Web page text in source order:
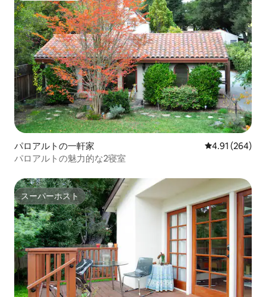
パロアルトの一軒家 レビュー264
4.91 (264)
パロアルトの魅力的な2寝室
スーパーホスト
スーパーホスト